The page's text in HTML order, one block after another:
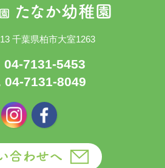
千葉県柏市大室1263
04-7131-5453
04-7131-8049